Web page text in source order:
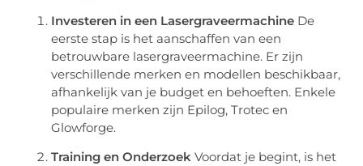
Investeren in een Lasergraveermachine De
eerste stap is het aanschaffen van een
betrouwbare lasergraveermachine. Er zijn
verschillende merken en modellen beschikbaar,
afhankelijk van je budget en behoeften. Enkele
populaire merken zijn Epilog, Trotec en
Glowforge.
Training en Onderzoek Voordat je begint, is het